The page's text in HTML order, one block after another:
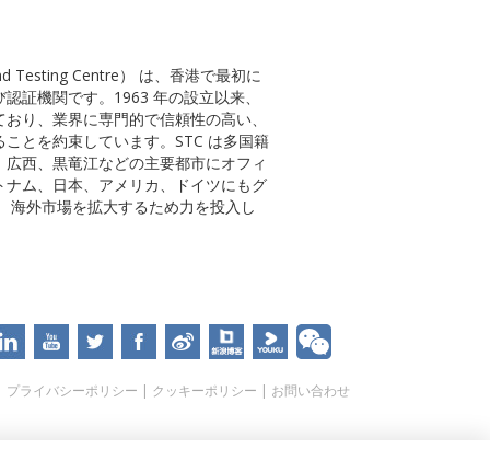
Testing Centre） は、香港で最初に
証機関です。1963 年の設立以来、
り、業界に専門的で信頼性の高い、
とを約束しています。STC は多国籍
西、黒竜江などの主要都市にオフィ
ム、日本、アメリカ、ドイツにもグ
海外市場を拡大するため力を投入し
プライバシーポリシー | クッキーポリシー | お問い合わせ